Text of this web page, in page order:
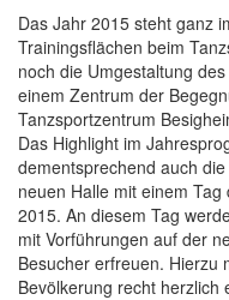
Das Jahr 2015 steht ganz
Trainingsflächen beim
noch die Umgestaltung
einem Zentrum der
Tanzsportzentrum
Das Highlight im
dementsprechend auch
neuen Halle mit einem
2015. An diesem Tag
mit Vorführungen auf der
Besucher erfreuen. Hierzu
Bevölkerung recht herzlich